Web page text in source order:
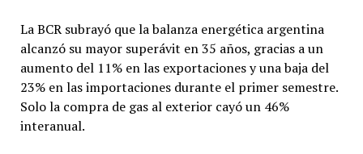
La BCR subrayó que la balanza energética argentina
alcanzó su mayor superávit en 35 años, gracias a un
aumento del 11% en las exportaciones y una baja del
23% en las importaciones durante el primer semestre.
Solo la compra de gas al exterior cayó un 46%
interanual.